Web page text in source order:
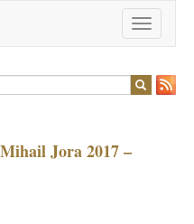
Toggle
navigation
Jora 2017 –